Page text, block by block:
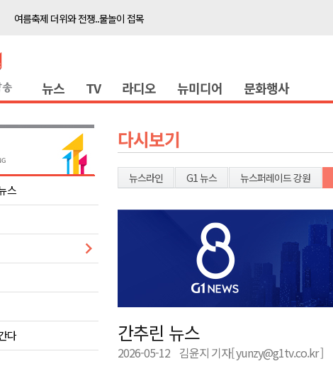
여름축제 더위와 전쟁..물놀이 접목
검찰청 폐지..해결 과제 산적
영월군, 국·도비 확보 보고회 개최
삼척 공공산후조리원 이전 시급
강원자치도교육청 교감급 이상 387명 인사
여름축제 더위와 전쟁..물놀이 접목
강원도, 최휘영 문체부장관과 정책간담회
이광재 국회 예결위원장, 강릉시 초청 특별 강연
육동한 시장, 국제스케이트장 춘천 유치 건의
영월군, 국·도비 확보 보고회 개최
뉴스 TV 라디오 뉴미디어 문화행사
스
다
다시보기
뉴스라인 G1 뉴스 뉴스퍼레이드 강원
간추린 뉴스
2026-05-12 김윤지 기자[ yunzy@g1tv.co.kr ]